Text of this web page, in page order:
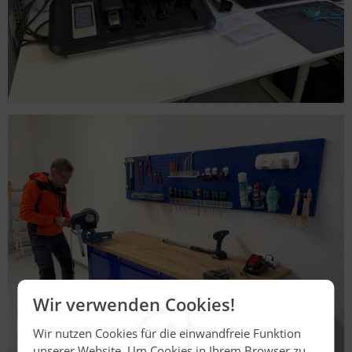
Wir verwenden Cookies!
Wir nutzen Cookies für die einwandfreie Funktion